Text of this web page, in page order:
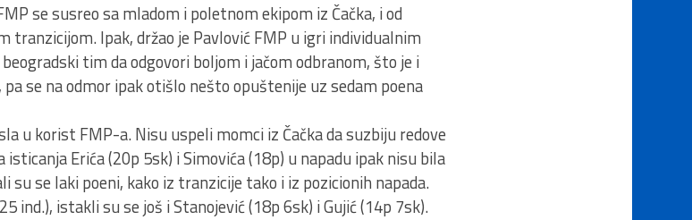
se susreo sa mladom i poletnom ekipom iz Čačka, i od
Ipak, držao je Pavlović FMP u igri individualnim
tim da odgovori boljom i jačom odbranom, što je i
se na odmor ipak otišlo nešto opuštenije uz sedam poena
u korist FMP-a. Nisu uspeli momci iz Čačka da suzbiju redove
Erića (20p 5sk) i Simovića (18p) u napadu ipak nisu bila
su se laki poeni, kako iz tranzicije tako i iz pozicionih napada.
ind.), istakli su se još i Stanojević (18p 6sk) i Gujić (14p 7sk).